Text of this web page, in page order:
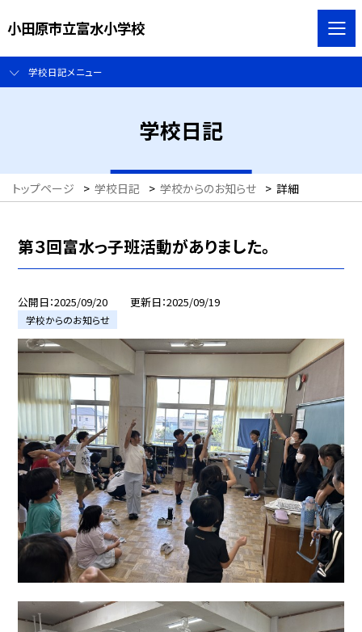
小田原市立富水小学校
学校日記メニュー
学校日記
トップページ > 学校日記 > 学校からのお知らせ > 詳細
第３回富水っ子班活動がありました。
公開日 2025/09/20 更新日 2025/09/19
学校からのお知らせ